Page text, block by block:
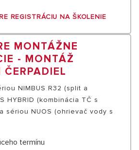
REGISTRÁCIU NA ŠKOLENIE
MONTÁŽNE
- MONTÁŽ
ČERPADIEL
NIMBUS R32 (split a
HYBRID (kombinácia TČ s
sériou NUOS (ohrievač vody s
termínu